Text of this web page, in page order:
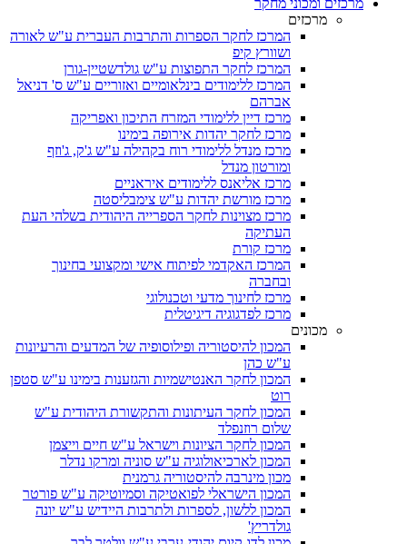
מרכזים ומכוני מחקר
מרכזים
המרכז לחקר הספרות והתרבות העברית ע"ש לאורה
ושוורץ קיפ
המרכז לחקר התפוצות ע"ש גולדשטיין-גורן
המרכז ללימודים בינלאומיים ואזוריים ע"ש ס' דניאל
אברהם
מרכז דיין ללימודי המזרח התיכון ואפריקה
מרכז לחקר יהדות אירופה בימינו
מרכז מנדל ללימודי רוח בקהילה ע"ש ג'ק, ג'וזף
ומורטון מנדל
מרכז אליאנס ללימודים איראניים
מרכז מורשת יהדות ע"ש צימבליסטה
מרכז מצוינות לחקר הספרייה היהודית בשלהי העת
העתיקה
מרכז קורת
המרכז האקדמי לפיתוח אישי ומקצועי בחינוך
ובחברה
מרכז לחינוך מדעי וטכנולוגי
מרכז לפדגוגיה דיגיטלית
מכונים
המכון להיסטוריה ופילוסופיה של המדעים והרעיונות
ע"ש כהן
המכון לחקר האנטישמיות והגזענות בימינו ע"ש סטפן
רוט
המכון לחקר העיתונות והתקשורת היהודית ע"ש
שלום רוזנפלד
המכון לחקר הציונות וישראל ע"ש חיים וייצמן
המכון לארכיאולוגיה ע"ש סוניה ומרקו נדלר
מכון מינרבה להיסטוריה גרמנית
המכון הישראלי לפואטיקה וסמיוטיקה ע"ש פורטר
המכון ללשון, לספרות ולתרבות היידיש ע"ש יונה
גולדריץ'